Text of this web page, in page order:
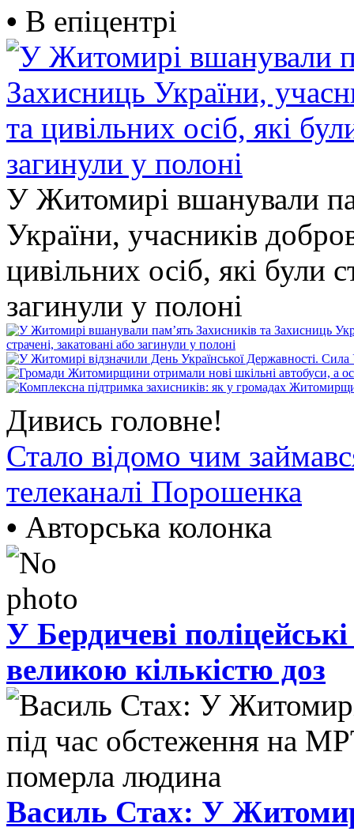
• В епіцентрі
У Житомирі вшанували
України, учасників
цивільних осіб, які були
загинули у полоні
Дивись головне!
Стало відомо чим
телеканалі Порошенка
• Авторська колонка
У Бердичеві
великою кількістю доз
Василь Стах: У